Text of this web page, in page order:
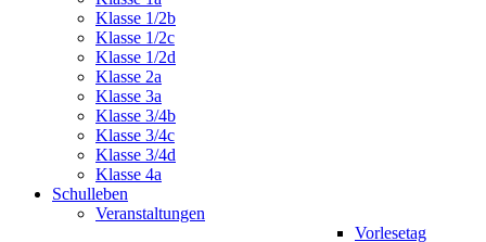
Klasse 1/2b
Klasse 1/2c
Klasse 1/2d
Klasse 2a
Klasse 3a
Klasse 3/4b
Klasse 3/4c
Klasse 3/4d
Klasse 4a
Schulleben
Veranstaltungen
Vorlesetag